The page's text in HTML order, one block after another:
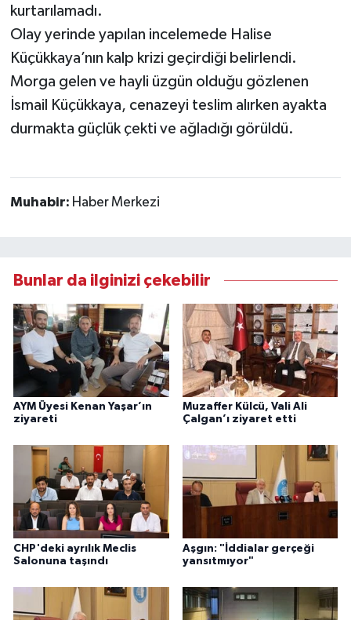
kurtarılamadı.
Olay yerinde yapılan incelemede Halise
Küçükkaya’nın kalp krizi geçirdiği belirlendi.
Morga gelen ve hayli üzgün olduğu gözlenen
İsmail Küçükkaya, cenazeyi teslim alırken ayakta
durmakta güçlük çekti ve ağladığı görüldü.
Muhabir: Haber Merkezi
Bunlar da ilginizi çekebilir
AYM Üyesi Kenan Yaşar’ın
ziyareti
Muzaffer Külcü, Vali Ali
Çalgan’ı ziyaret etti
CHP'deki ayrılık Meclis
Salonuna taşındı
Aşgın: "İddialar gerçeği
yansıtmıyor"